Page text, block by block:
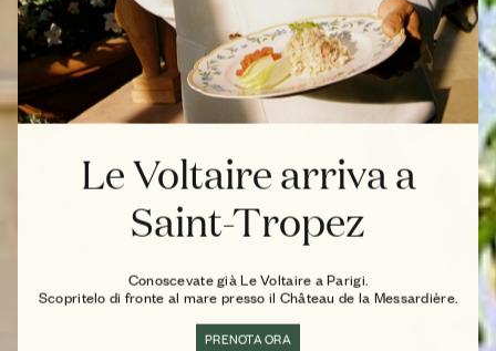
Le Voltaire arriva a
Saint-Tropez
Conoscevate già Le Voltaire a Parigi.
Scopritelo di fronte al mare presso il Château de la Messardière.
PRENOTA ORA